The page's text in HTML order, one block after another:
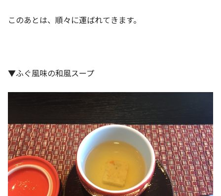
このあとは、順々に運ばれてきます。
▼ふぐ風味の和風スープ